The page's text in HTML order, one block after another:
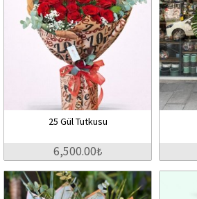
25 Gül Tutkusu
6,500.00₺